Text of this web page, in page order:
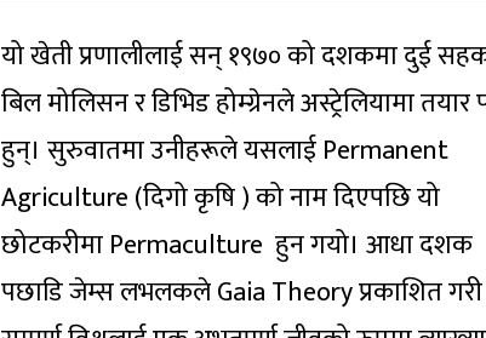
यो खेती प्रणालीलाई सन् १९७० को दशकमा दुई
बिल मोलिसन र डिभिड होम्ग्रेनले अस्ट्रेलियामा तयार
हुन्। सुरुवातमा उनीहरूले यसलाई Permanent
Agriculture (दिगो कृषि ) को नाम दिएपछि यो
छोटकरीमा Permaculture हुन गयो। आधा दशक
पछाडि जेम्स लभलकले Gaia Theory प्रकाशित गरी